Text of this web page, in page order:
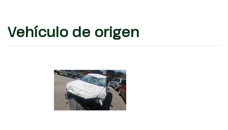
Vehículo de origen